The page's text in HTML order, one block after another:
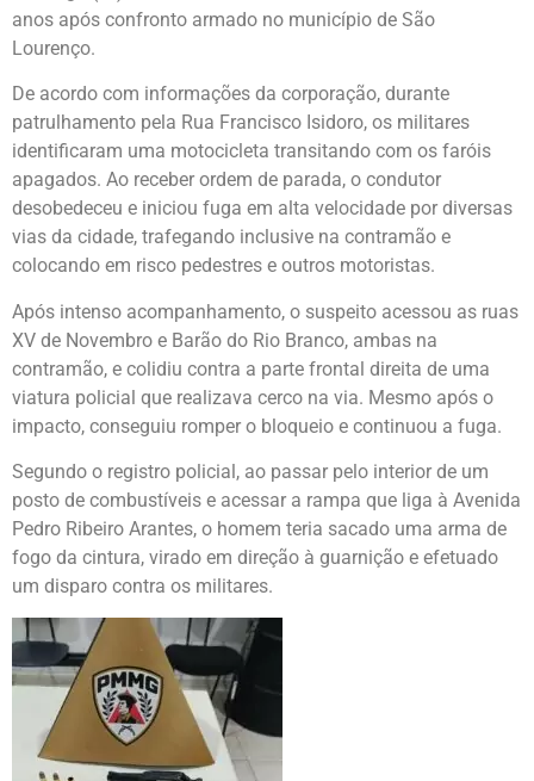
anos após confronto armado no município de São
Lourenço.
De acordo com informações da corporação, durante
patrulhamento pela Rua Francisco Isidoro, os militares
identificaram uma motocicleta transitando com os faróis
apagados. Ao receber ordem de parada, o condutor
desobedeceu e iniciou fuga em alta velocidade por diversas
vias da cidade, trafegando inclusive na contramão e
colocando em risco pedestres e outros motoristas.
Após intenso acompanhamento, o suspeito acessou as ruas
XV de Novembro e Barão do Rio Branco, ambas na
contramão, e colidiu contra a parte frontal direita de uma
viatura policial que realizava cerco na via. Mesmo após o
impacto, conseguiu romper o bloqueio e continuou a fuga.
Segundo o registro policial, ao passar pelo interior de um
posto de combustíveis e acessar a rampa que liga à Avenida
Pedro Ribeiro Arantes, o homem teria sacado uma arma de
fogo da cintura, virado em direção à guarnição e efetuado
um disparo contra os militares.